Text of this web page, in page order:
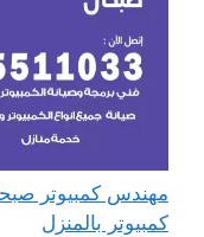
كمبيوتر بالمنزل